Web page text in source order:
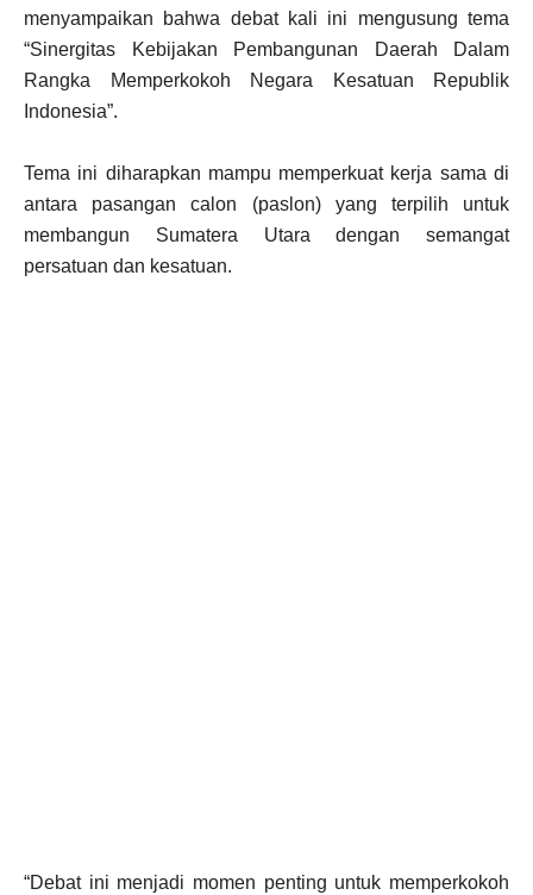
menyampaikan bahwa debat kali ini mengusung tema
“Sinergitas Kebijakan Pembangunan Daerah Dalam
Rangka Memperkokoh Negara Kesatuan Republik
Indonesia”.
Tema ini diharapkan mampu memperkuat kerja sama di
antara pasangan calon (paslon) yang terpilih untuk
membangun Sumatera Utara dengan semangat
persatuan dan kesatuan.
“Debat ini menjadi momen penting untuk memperkokoh